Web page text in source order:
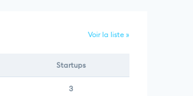
Voir la liste »
Startups
3